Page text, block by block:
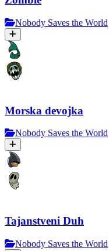
Nobody Saves the World
Morska devojka
Nobody Saves the World
Tajanstveni Duh
Nobody Saves the World